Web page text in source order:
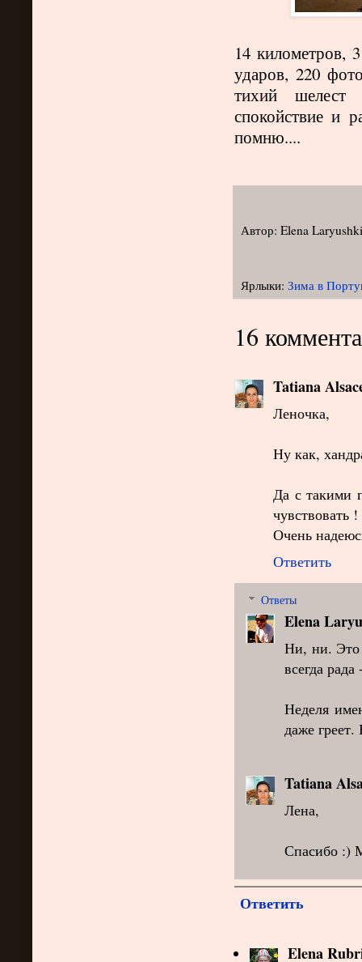
14 километров,
ударов, 220
тихий шелест
спокойствие и
помню....
Автор: Elena
Ярлыки: Зима в
16
Tatiana
Леночка,
Ну как,
Да с такими
чувствовать !
Очень
Ответить
Ответы
Elena
Ни, ни. Это
всегда
Неделя
даже
Tatiana
Лена,
Спасибо :)
Ответить
Elena